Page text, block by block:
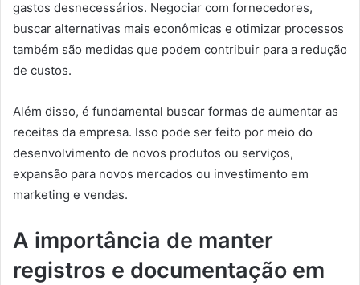
gastos desnecessários. Negociar com fornecedores,
buscar alternativas mais econômicas e otimizar processos
também são medidas que podem contribuir para a redução
de custos.
Além disso, é fundamental buscar formas de aumentar as
receitas da empresa. Isso pode ser feito por meio do
desenvolvimento de novos produtos ou serviços,
expansão para novos mercados ou investimento em
marketing e vendas.
A importância de manter
registros e documentação em